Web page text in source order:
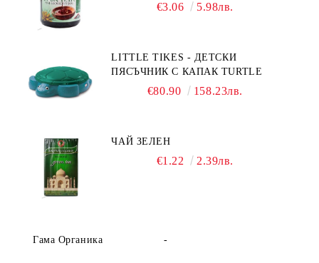
€3.06 5.98лв.
LITTLE TIKES - ДЕТСКИ
ПЯСЪЧНИК С КАПАК TURTLE
€80.90 158.23лв.
ЧАЙ ЗЕЛЕН
€1.22 2.39лв.
Гама Органика -